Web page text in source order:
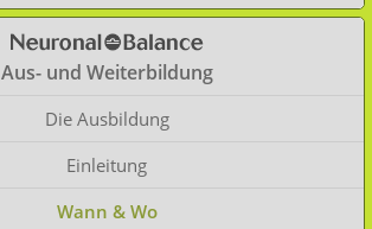
Aus- und Weiterbildung
Die Ausbildung
Einleitung
Wann & Wo